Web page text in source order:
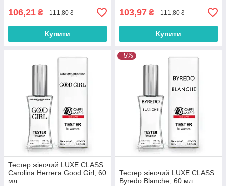
106,21 ₴ 111,80 ₴
Купити
103,97 ₴ 111,80 ₴
Купити
Тестер жіночий LUXE CLASS
Carolina Herrera Good Girl, 60
мл
–5%
Тестер жіночий LUXE CLASS
Byredo Blanche, 60 мл